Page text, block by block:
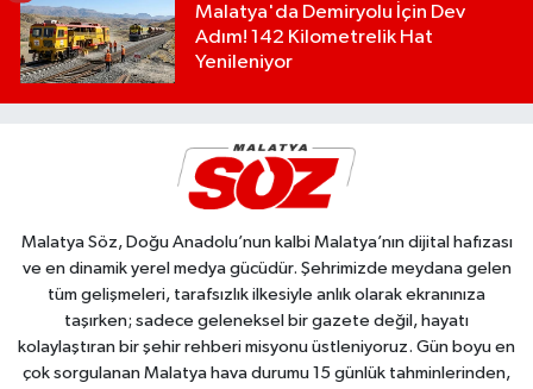
Malatya'da Demiryolu İçin Dev
Adım! 142 Kilometrelik Hat
Yenileniyor
Malatya Söz, Doğu Anadolu’nun kalbi Malatya’nın dijital hafızası
ve en dinamik yerel medya gücüdür. Şehrimizde meydana gelen
tüm gelişmeleri, tarafsızlık ilkesiyle anlık olarak ekranınıza
taşırken; sadece geleneksel bir gazete değil, hayatı
kolaylaştıran bir şehir rehberi misyonu üstleniyoruz. Gün boyu en
çok sorgulanan Malatya hava durumu 15 günlük tahminlerinden,